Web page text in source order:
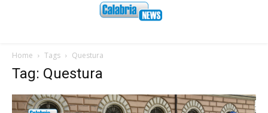
Home Tags Questura
Tag: Questura